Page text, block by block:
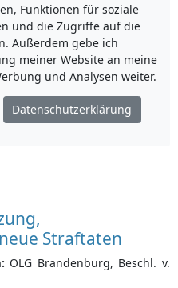
Funktionen für soziale
und die Zugriffe auf die
Außerdem gebe ich
meiner Website an meine
und Analysen weiter.
Datenschutzerklärung
Straftaten
OLG Brandenburg, Beschl. v.